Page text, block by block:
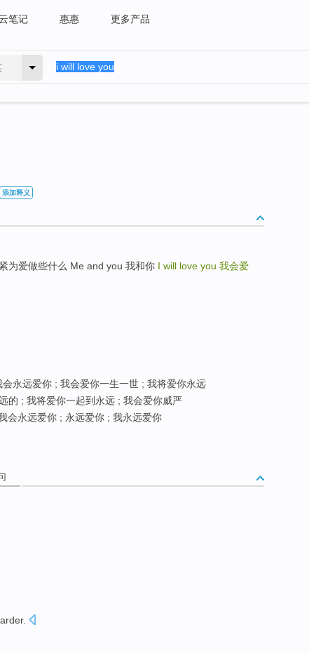
笔记 惠惠 更多产品
添加释义
为爱做些什么 Me and you 我和你 I will love you 我会爱
永远爱你 ; 我会爱你一生一世 ; 我将爱你永远
的 ; 我将爱你一起到永远 ; 我会爱你威严
会永远爱你 ; 永远爱你 ; 我永远爱你
.